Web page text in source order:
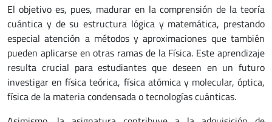
El objetivo es, pues, madurar en la comprensión de la teoría
cuántica y de su estructura lógica y matemática, prestando
especial atención a métodos y aproximaciones que también
pueden aplicarse en otras ramas de la Física. Este aprendizaje
resulta crucial para estudiantes que deseen en un futuro
investigar en física teórica, física atómica y molecular, óptica,
física de la materia condensada o tecnologías cuánticas.